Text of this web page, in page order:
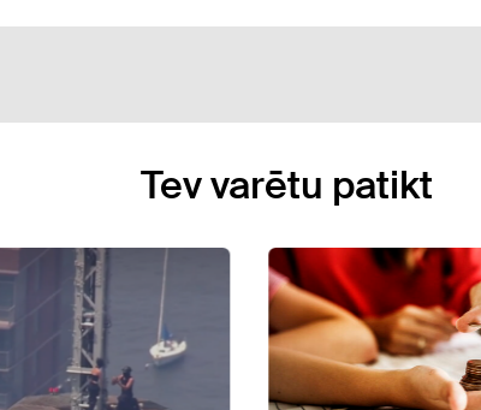
Tev varētu patikt